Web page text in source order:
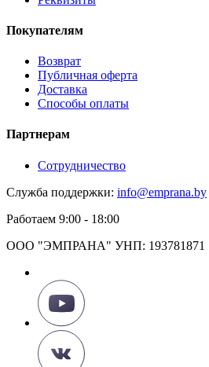
Покупателям
Возврат
Публичная оферта
Доставка
Способы оплаты
Партнерам
Сотрудничество
Служба поддержки: info@emprana.by
Работаем 9:00 - 18:00
ООО "ЭМПРАНА" УНП: 193781871